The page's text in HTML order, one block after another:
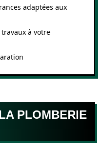
adaptées aux
à votre
PLOMBERIE